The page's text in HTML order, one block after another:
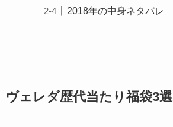
2018年の中身ネタバレ
ヴェレダ歴代当たり福袋3選